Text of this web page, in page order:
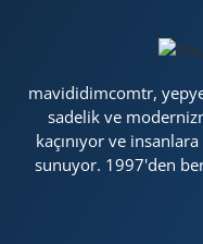
mavididimcomtr,
sadelik ve
kaçınıyor ve
sunuyor. 1997'den